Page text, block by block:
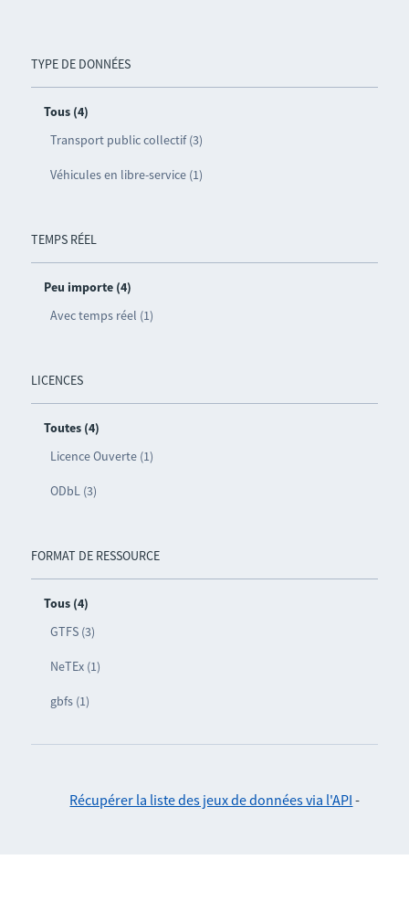
TYPE DE DONNÉES
Tous (4)
Transport public collectif (3)
Véhicules en libre-service (1)
TEMPS RÉEL
Peu importe (4)
Avec temps réel (1)
LICENCES
Toutes (4)
Licence Ouverte (1)
ODbL (3)
FORMAT DE RESSOURCE
Tous (4)
GTFS (3)
NeTEx (1)
gbfs (1)
Récupérer la liste des jeux de données via l'API -